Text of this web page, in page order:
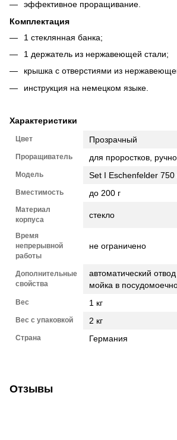
эффективное проращивание.
Комплектация
1 стеклянная банка;
1 держатель из нержавеющей стали;
крышка с отверстиями из
инструкция на немецком языке.
Характеристики
Цвет Прозрачный
Проращиватель для проростков,
Модель Set I Eschenfelder 750
Вместимость до 200 г
Материал
корпуса
стекло
Время
непрерывной
работы
не ограничено
Дополнительные
свойства
автоматический
мойка в
Вес 1 кг
Вес с упаковкой 2 кг
Страна Германия
Отзывы